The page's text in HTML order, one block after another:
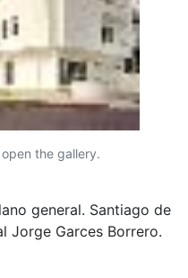
the gallery.
general. Santiago de
Jorge Garces Borrero.